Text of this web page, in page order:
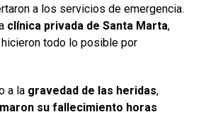
a los servicios de emergencia.
clínica privada de Santa Marta,
todo lo posible por
a la gravedad de las heridas,
su fallecimiento horas